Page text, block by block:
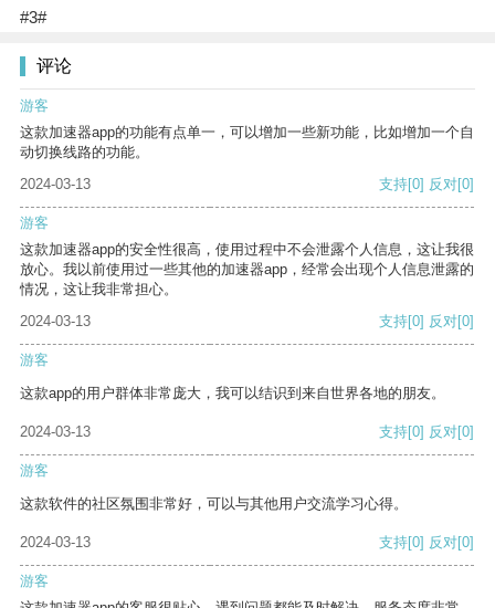
#3#
评论
游客
这款加速器app的功能有点单一，可以增加一些新功能，比如增加一个自
动切换线路的功能。
2024-03-13
支持[0] 反对[0]
游客
这款加速器app的安全性很高，使用过程中不会泄露个人信息，这让我很
放心。我以前使用过一些其他的加速器app，经常会出现个人信息泄露的
情况，这让我非常担心。
2024-03-13
支持[0] 反对[0]
游客
这款app的用户群体非常庞大，我可以结识到来自世界各地的朋友。
2024-03-13 支持[0] 反对[0]
游客
这款软件的社区氛围非常好，可以与其他用户交流学习心得。
2024-03-13 支持[0] 反对[0]
游客